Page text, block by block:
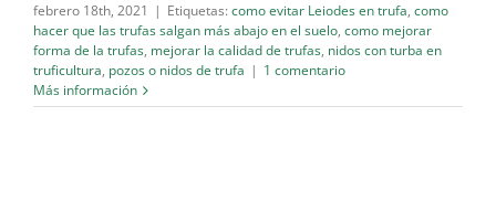
febrero 18th, 2021 | Etiquetas: como evitar Leiodes en trufa, como
hacer que las trufas salgan más abajo en el suelo, como mejorar
forma de la trufas, mejorar la calidad de trufas, nidos con turba en
truficultura, pozos o nidos de trufa | 1 comentario
Más información